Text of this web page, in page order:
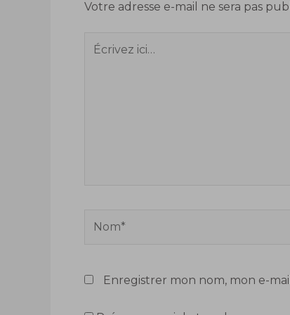
Votre adresse e-mail ne sera pas
Écrivez
ici…
Enregistrer mon nom, mon e-